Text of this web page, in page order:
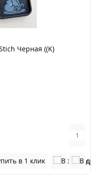
Черная ((K)